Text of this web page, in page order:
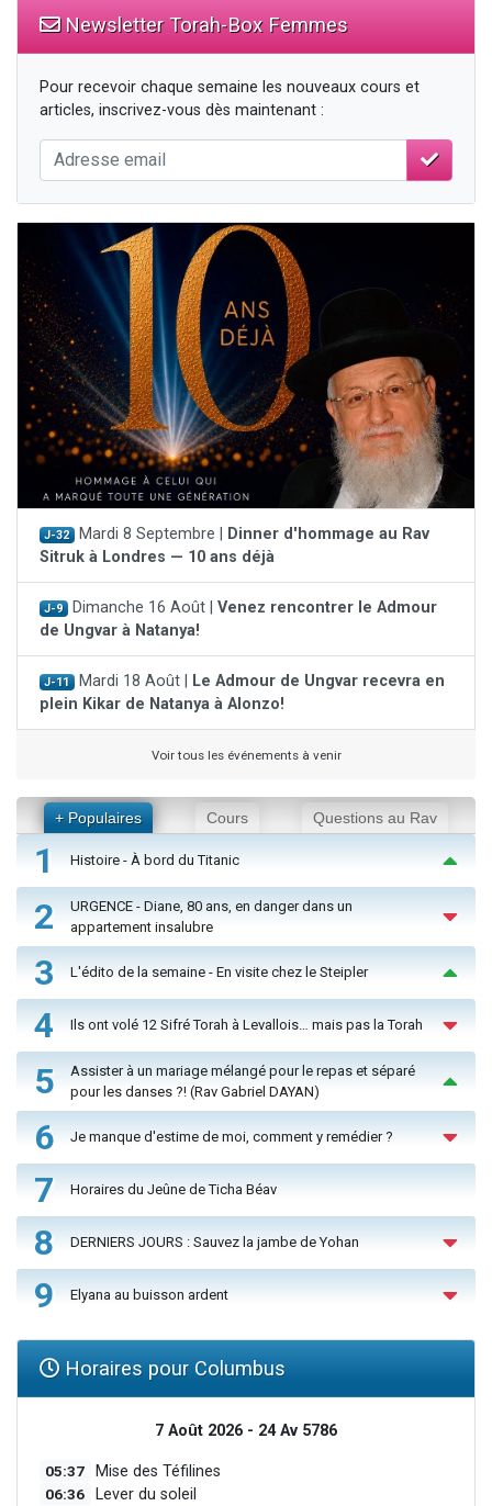
Newsletter Torah-Box Femmes
Pour recevoir chaque semaine les nouveaux cours et
articles, inscrivez-vous dès maintenant :
J-32 Mardi 8 Septembre |
Dinner d'hommage au Rav
Sitruk à Londres — 10 ans déjà
J-9 Dimanche 16 Août | Venez rencontrer le Admour
de Ungvar à Natanya!
J-11 Mardi 18 Août |
Le Admour de Ungvar recevra en
plein Kikar de Natanya à Alonzo!
Voir tous les événements à venir
+ Populaires Cours Questions au Rav
1 Histoire - À bord du Titanic
2
URGENCE - Diane, 80 ans, en danger dans un
appartement insalubre
3 L'édito de la semaine - En visite chez le Steipler
4 Ils ont volé 12 Sifré Torah à Levallois… mais pas la Torah
5
Assister à un mariage mélangé pour le repas et séparé
pour les danses ?! (Rav Gabriel DAYAN)
6 Je manque d'estime de moi, comment y remédier ?
7 Horaires du Jeûne de Ticha Béav
8 DERNIERS JOURS : Sauvez la jambe de Yohan
9 Elyana au buisson ardent
Horaires pour Columbus
7 Août 2026 - 24 Av 5786
05:37 Mise des Téfilines
06:36 Lever du soleil